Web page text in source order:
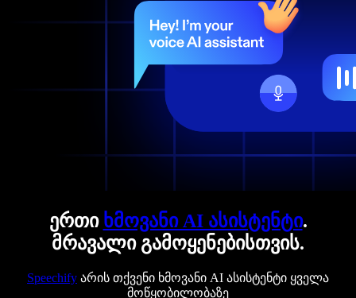
ერთი ხმოვანი AI ასისტენტი.
მრავალი გამოყენებისთვის.
Speechify არის თქვენი ხმოვანი AI ასისტენტი ყველა
მოწყობილობაზე